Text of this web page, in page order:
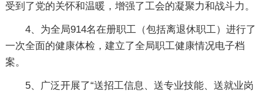
受到了党的关怀和温暖，增强了工会的凝聚力和战斗力。
4、为全局914名在册职工（包括离退休职工）进行了
一次全面的健康体检，建立了全局职工健康情况电子档
案。
5、广泛开展了“送招工信息、送专业技能、送就业岗